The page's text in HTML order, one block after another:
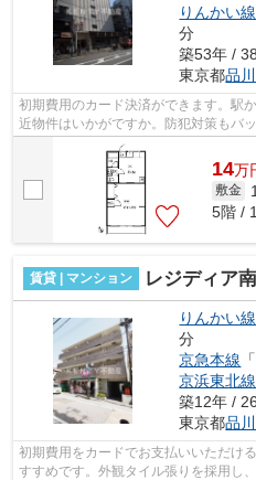
りんかい線
分
築53年 /
東京都品
初期費用のカード決済ができます。駅
近物件はいかがですか。防犯対策もバ
す。付近に駅が2つあるので、経路を用
14万
敷金
5階 /
賃貸 | マンション レジディア
りんかい線
分
京急本線 「
京浜東北線
築12年 /
東京都品
初期費用をカードでお支払いいただけ
すすめです。外観タイル張りを採用し